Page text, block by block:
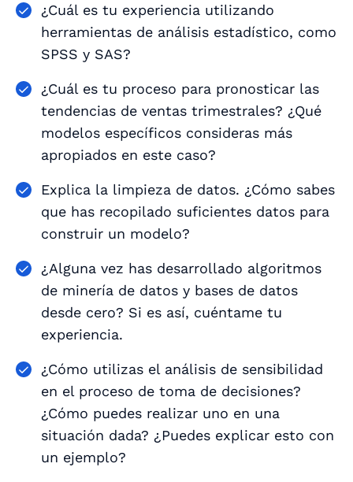
¿Cuál es tu experiencia utilizando
herramientas de análisis estadístico, como
SPSS y SAS?
¿Cuál es tu proceso para pronosticar las
tendencias de ventas trimestrales? ¿Qué
modelos específicos consideras más
apropiados en este caso?
Explica la limpieza de datos. ¿Cómo sabes
que has recopilado suficientes datos para
construir un modelo?
¿Alguna vez has desarrollado algoritmos
de minería de datos y bases de datos
desde cero? Si es así, cuéntame tu
experiencia.
¿Cómo utilizas el análisis de sensibilidad
en el proceso de toma de decisiones?
¿Cómo puedes realizar uno en una
situación dada? ¿Puedes explicar esto con
un ejemplo?